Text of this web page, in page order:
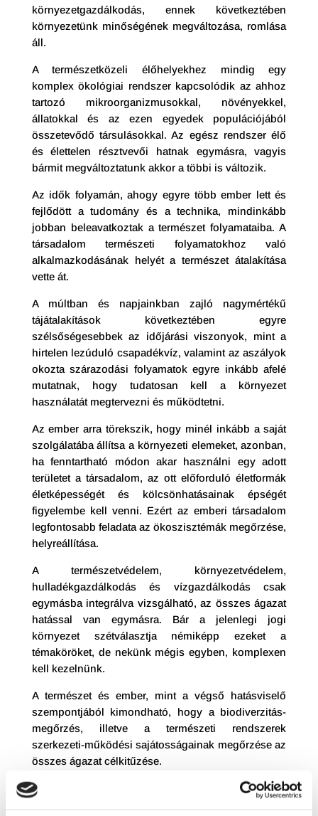
környezetgazdálkodás, ennek következtében
környezetünk minőségének megváltozása, romlása
áll.
A természetközeli élőhelyekhez mindig egy
komplex ökológiai rendszer kapcsolódik az ahhoz
tartozó mikroorganizmusokkal, növényekkel,
állatokkal és az ezen egyedek populációjából
összetevődő társulásokkal. Az egész rendszer élő
és élettelen résztvevői hatnak egymásra, vagyis
bármit megváltoztatunk akkor a többi is változik.
Az idők folyamán, ahogy egyre több ember lett és
fejlődött a tudomány és a technika, mindinkább
jobban beleavatkoztak a természet folyamataiba. A
társadalom természeti folyamatokhoz való
alkalmazkodásának helyét a természet átalakítása
vette át.
A múltban és napjainkban zajló nagymértékű
tájátalakítások következtében egyre
szélsőségesebbek az időjárási viszonyok, mint a
hirtelen lezúduló csapadékvíz, valamint az aszályok
okozta szárazodási folyamatok egyre inkább afelé
mutatnak, hogy tudatosan kell a környezet
használatát megtervezni és működtetni.
Az ember arra törekszik, hogy minél inkább a saját
szolgálatába állítsa a környezeti elemeket, azonban,
ha fenntartható módon akar használni egy adott
területet a társadalom, az ott előforduló életformák
életképességét és kölcsönhatásainak épségét
figyelembe kell venni. Ezért az emberi társadalom
legfontosabb feladata az ökoszisztémák megőrzése,
helyreállítása.
A természetvédelem, környezetvédelem,
hulladékgazdálkodás és vízgazdálkodás csak
egymásba integrálva vizsgálható, az összes ágazat
hatással van egymásra. Bár a jelenlegi jogi
környezet szétválasztja némiképp ezeket a
témaköröket, de nekünk mégis egyben, komplexen
kell kezelnünk.
A természet és ember, mint a végső hatásviselő
szempontjából kimondható, hogy a biodiverzitás-
megőrzés, illetve a természeti rendszerek
szerkezeti-működési sajátosságainak megőrzése az
összes ágazat célkitűzése.
Ezek a szakterületek nem képzelhetőek el egymás